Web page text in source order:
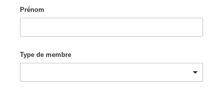
Prénom
Type de membre